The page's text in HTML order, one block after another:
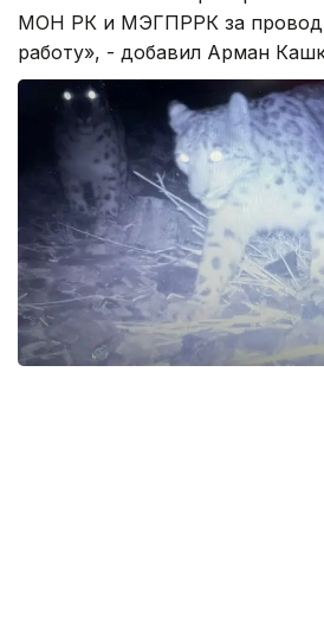
МОН РК и МЭГПРРК за
работу», - добавил Арман